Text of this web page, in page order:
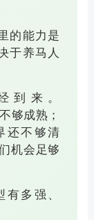
的能力是
于养马人
到来。
够成熟；
还不够清
机会足够
多强、